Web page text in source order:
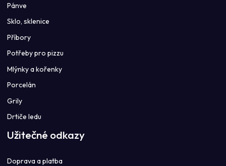
Pánve
Sklo, sklenice
Příbory
Potřeby pro pizzu
Mlýnky a kořenky
Porcelán
Grily
Drtiče ledu
Užitečné odkazy
Doprava a platba